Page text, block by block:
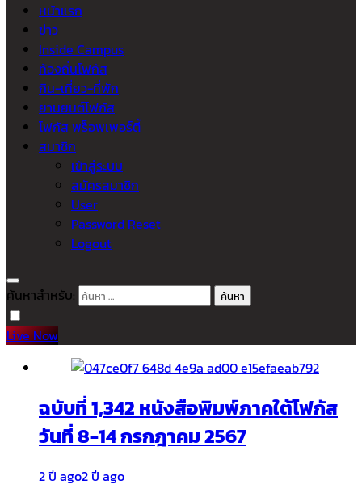
หน้าแรก
ข่าว
Inside Campus
ท้องถิ่นโฟกัส
กิน-เที่ยว-ที่พัก
ยานยนต์โฟกัส
โฟกัส พร็อพเพอร์ตี้
สมาชิก
เข้าสู่ระบบ
สมัครสมาชิก
User
Password Reset
Logout
ค้นหาสำหรับ:
Live Now
ฉบับที่ 1,342 หนังสือพิมพ์ภาคใต้โฟกัส
วันที่ 8-14 กรกฎาคม 2567
2 ปี ago2 ปี ago